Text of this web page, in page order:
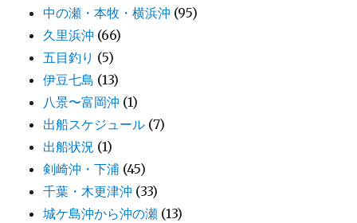
中の瀬・本牧・横浜沖 (95)
久里浜沖 (66)
五目釣り (5)
伊豆七島 (13)
八景〜富岡沖 (1)
出船スケジュール (7)
出船状況 (1)
剣崎沖・下浦 (45)
千葉・木更津沖 (33)
城ケ島沖から沖の瀬 (13)